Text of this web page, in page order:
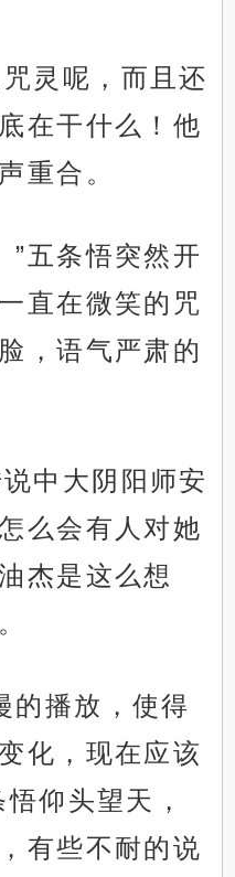
灵呢，而且还
在干什么！他
重合。
”五条悟突然开
直在微笑的咒
，语气严肃的
中大阴阳师安
么会有人对她
杰是这么想
的播放，使得
化，现在应该
仰头望天，
有些不耐的说